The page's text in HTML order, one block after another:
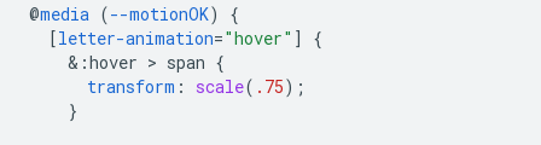
@media (--motionOK)
{
[letter-animation="hover" ]
{
& :hover > span {
transform : scale( .75);
}